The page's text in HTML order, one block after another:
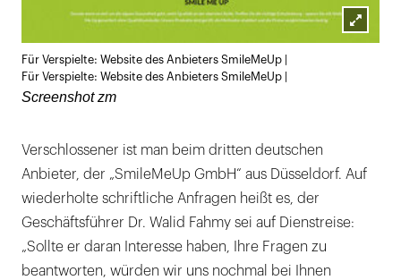
Für Verspielte: Website des Anbieters SmileMeUp |
Für Verspielte: Website des Anbieters SmileMeUp |
Screenshot zm
Verschlossener ist man beim dritten deutschen
Anbieter, der „SmileMeUp GmbH“ aus Düsseldorf. Auf
wiederholte schriftliche Anfragen heißt es, der
Geschäftsführer Dr. Walid Fahmy sei auf Dienstreise:
„Sollte er daran Interesse haben, Ihre Fragen zu
beantworten, würden wir uns nochmal bei Ihnen